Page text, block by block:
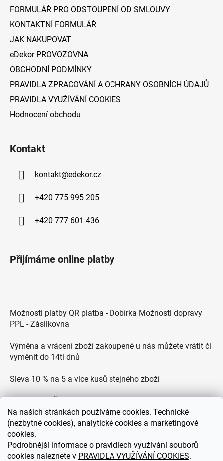
Na našich stránkách používáme cookies. Technické
(nezbytné cookies), analytické cookies a marketingové
cookies.
Podrobnější informace o pravidlech využívání souborů
cookies naleznete v PRAVIDLA VYUŽÍVÁNÍ COOKIES.
FORMULÁŘ PRO ODSTOUPENÍ OD SMLOUVY
KONTAKTNÍ FORMULÁŘ
JAK NAKUPOVAT
eDekor PROVOZOVNA
OBCHODNÍ PODMÍNKY
PRAVIDLA ZPRACOVÁNÍ A OCHRANY OSOBNÍCH ÚDAJŮ
PRAVIDLA VYUŽÍVÁNÍ COOKIES
Hodnocení obchodu
Kontakt
kontakt@edekor.cz
+420 775 995 205
+420 777 601 436
Přijímáme online platby
Možnosti platby QR platba - Dobírka Možnosti dopravy
PPL - Zásilkovna
Výměna a vrácení zboží zakoupené u nás můžete vrátit či
vyměnit do 14ti dnů
Sleva 10 % na 5 a více kusů stejného zboží
Zákaznická podpora každý všední den od 9.00 do 18.00
hodin